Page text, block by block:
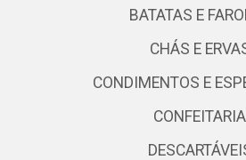
BATATAS E
CHÁS E
CONDIMENTOS E
CONFEITARIA